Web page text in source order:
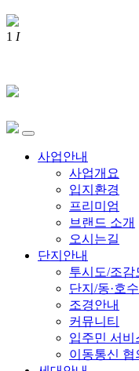
1 I
사업안내
사업개요
입지환경
프리미엄
브랜드 소개
오시는길
단지안내
투시도/조감
단지/동·호
조경안내
커뮤니티
입주민 서비
이동통신 협